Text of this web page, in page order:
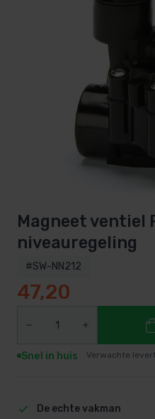
Magneet ventiel
niveauregeling
#SW-NN212
47,20
Snel in huis Verwachte
De echte vakman